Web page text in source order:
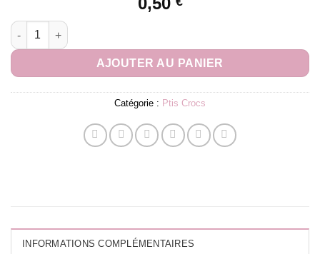
quantité de Ptis Crocs Ail
AJOUTER AU PANIER
Catégorie : Ptis Crocs
INFORMATIONS COMPLÉMENTAIRES